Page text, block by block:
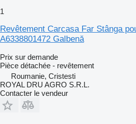
1
Revêtement Carcasa Far Stânga
A6338801472 Galbenă
Prix sur demande
Pièce détachée - revêtement
Roumanie, Cristesti
ROYAL DRU AGRO S.R.L.
Contacter le vendeur